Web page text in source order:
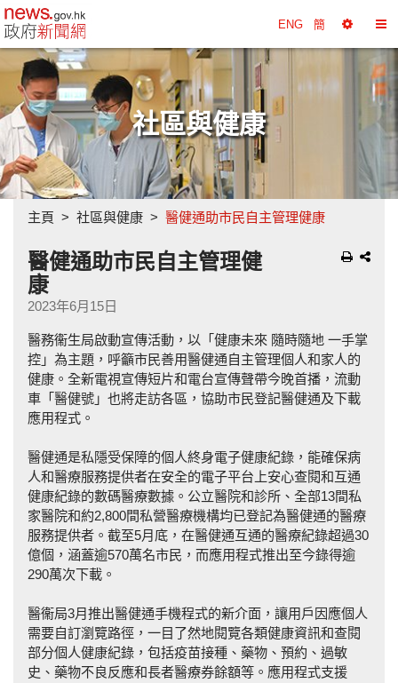
政府新聞網主頁 ENG 簡
擇
換
目
錄
社區與健康
主頁 社區與健康 醫健通助市民自主管理健康
醫健通助市民自主管理健
康
2023年6月15日
醫務衞生局啟動宣傳活動，以「健康未來 隨時隨地 一手掌
控」為主題，呼籲市民善用醫健通自主管理個人和家人的
健康。全新電視宣傳短片和電台宣傳聲帶今晚首播，流動
車「醫健號」也將走訪各區，協助市民登記醫健通及下載
應用程式。
醫健通是私隱受保障的個人終身電子健康紀錄，能確保病
人和醫療服務提供者在安全的電子平台上安心查閱和互通
健康紀錄的數碼醫療數據。公立醫院和診所、全部13間私
家醫院和約2,800間私營醫療機構均已登記為醫健通的醫療
服務提供者。截至5月底，在醫健通互通的醫療紀錄超過30
億個，涵蓋逾570萬名市民，而應用程式推出至今錄得逾
290萬次下載。
醫衞局3月推出醫健通手機程式的新介面，讓用戶因應個人
需要自訂瀏覽路徑，一目了然地閱覽各類健康資訊和查閱
部分個人健康紀錄，包括疫苗接種、藥物、預約、過敏
史、藥物不良反應和長者醫療券餘額等。應用程式支援